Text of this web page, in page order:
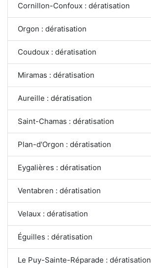
Cornillon-Confoux : dératisation
Orgon : dératisation
Coudoux : dératisation
Miramas : dératisation
Aureille : dératisation
Saint-Chamas : dératisation
Plan-d'Orgon : dératisation
Eygalières : dératisation
Ventabren : dératisation
Velaux : dératisation
Éguilles : dératisation
Le Puy-Sainte-Réparade : dératisation